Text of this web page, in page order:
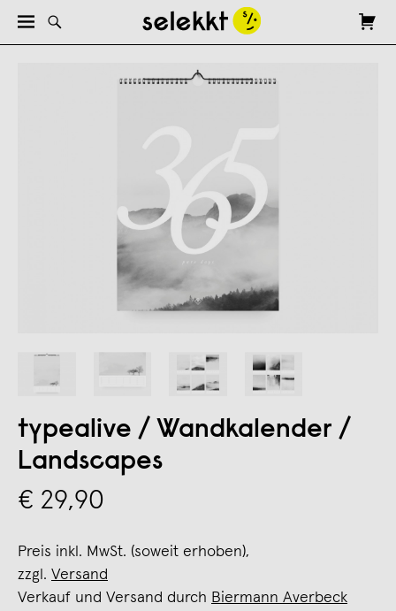
typealive / Wandkalender /
Landscapes
€ 29,90
Preis inkl. MwSt. (soweit erhoben),
zzgl. Versand
Verkauf und Versand durch Biermann Averbeck